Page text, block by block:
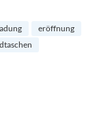
eröffnung